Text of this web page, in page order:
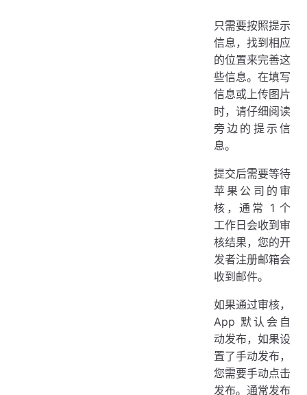
只需要按照提示
信息，找到相应
的位置来完善这
些信息。在填写
信息或上传图片
时，请仔细阅读
旁边的提示信
息。
提交后需要等待
苹果公司的审
核，通常 1 个
工作日会收到审
核结果，您的开
发者注册邮箱会
收到邮件。
如果通过审核，
App 默认会自
动发布，如果设
置了手动发布，
您需要手动点击
发布。通常发布